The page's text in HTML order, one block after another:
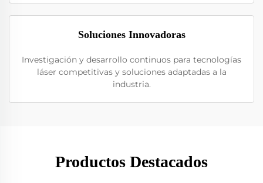
Soluciones Innovadoras
Investigación y desarrollo continuos para tecnologías
láser competitivas y soluciones adaptadas a la
industria.
Productos Destacados